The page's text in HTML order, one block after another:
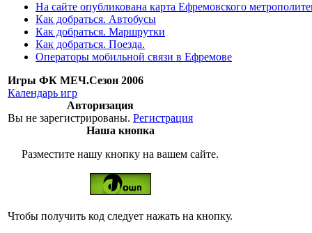
На сайте опубликована карта Ефремовского
Как добраться. Автобусы
Как добраться. Маршрутки
Как добраться. Поезда.
Операторы мобильной связи в Ефремове
Игры ФК МЕЧ.Сезон 2006
Календарь игр
Авторизация
Вы не зарегистрированы. Регистрация
Наша кнопка
Разместите нашу кнопку на вашем сайте.
Чтобы получить код следует нажать на кнопку.